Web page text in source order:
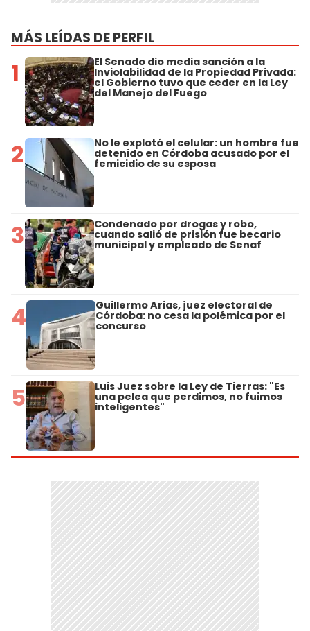
MÁS LEÍDAS DE PERFIL
1 El Senado dio media sanción a la
Inviolabilidad de la Propiedad Privada:
el Gobierno tuvo que ceder en la Ley
del Manejo del Fuego
2 No le explotó el celular: un hombre fue
detenido en Córdoba acusado por el
femicidio de su esposa
3 Condenado por drogas y robo,
cuando salió de prisión fue becario
municipal y empleado de Senaf
4 Guillermo Arias, juez electoral de
Córdoba: no cesa la polémica por el
concurso
5 Luis Juez sobre la Ley de Tierras: "Es
una pelea que perdimos, no fuimos
inteligentes"